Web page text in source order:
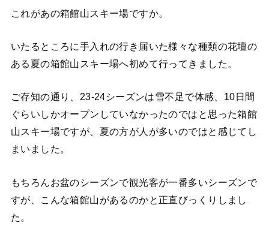
これがあの箱館山スキー場ですか。
いたるところに手入れの行き届いた様々な種類の花壇の
ある夏の箱館山スキー場へ初めて行ってきました。
ご存知の通り、23-24シーズンは雪不足で体感、10日間
ぐらいしかオープンしていなかったのではと思った箱館
山スキー場ですが、夏の方が人が多いのではと感じてし
まいました。
もちろんお盆のシーズンで観光客が一番多いシーズンで
すが、こんな箱館山があるのかと正直びっくりしまし
た。